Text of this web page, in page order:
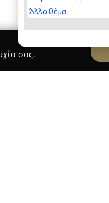
Άλλο θέμα
σας.